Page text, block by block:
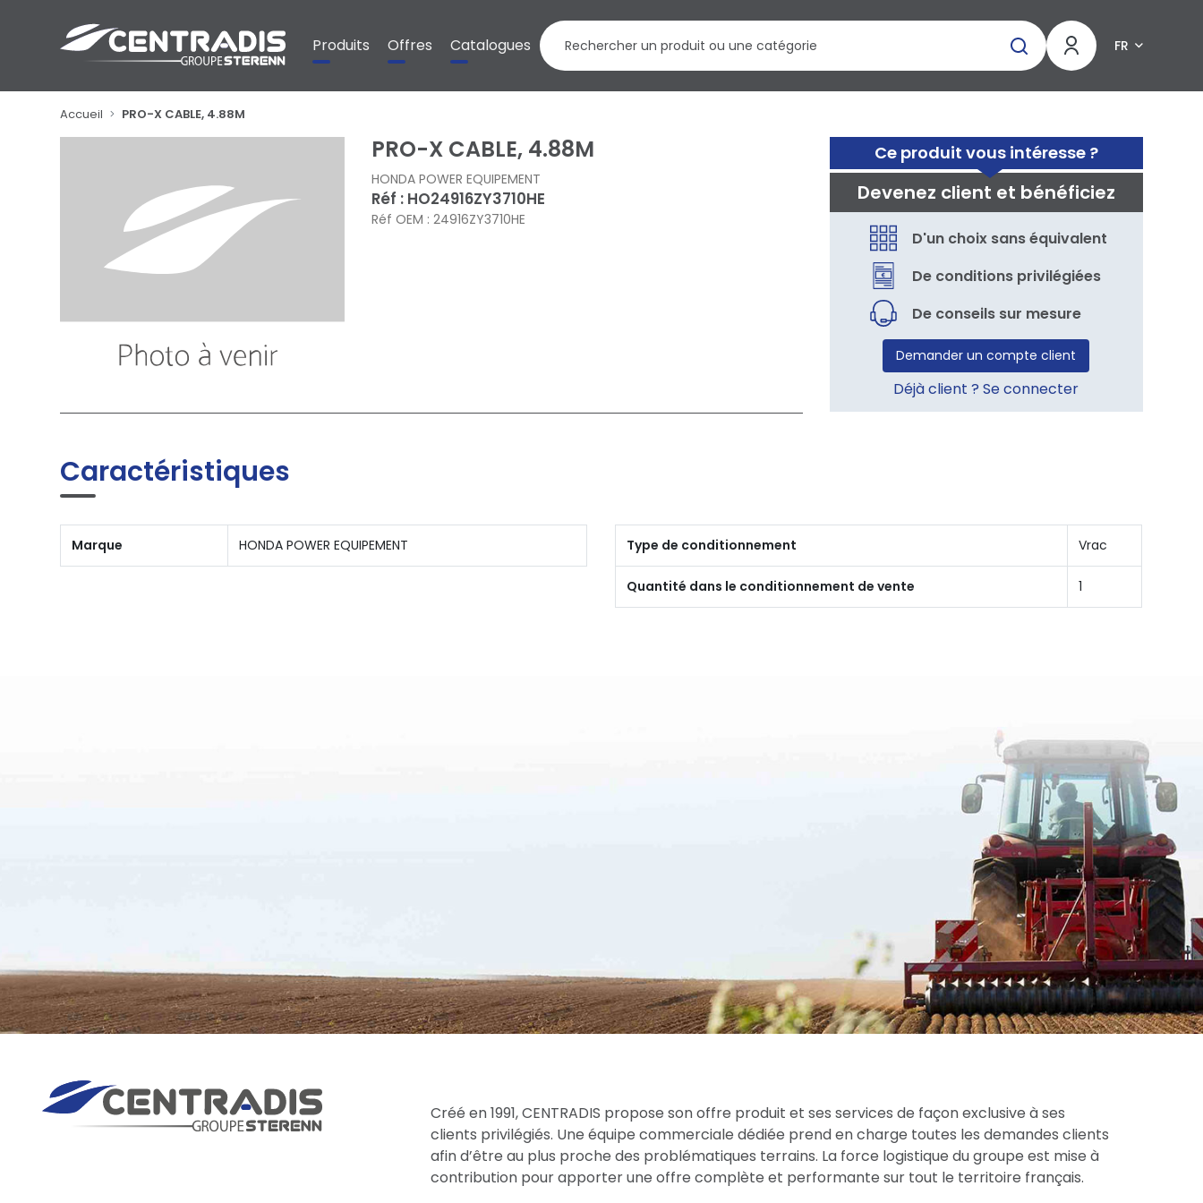
Produits Offres Catalogues FR
Accueil PRO-X CABLE, 4.88M
Ce produit vous intéresse ?
Devenez client et bénéficiez
D'un choix sans équivalent
De conditions privilégiées
De conseils sur mesure
Demander un compte client
Déjà client ? Se connecter
PRO-X CABLE, 4.88M
HONDA POWER EQUIPEMENT
Réf : HO24916ZY3710HE
Réf OEM : 24916ZY3710HE
Caractéristiques
Marque HONDA POWER EQUIPEMENT Type de conditionnement Vrac
Quantité dans le conditionnement de vente 1
Créé en 1991, CENTRADIS propose son offre produit et ses services de façon exclusive à ses
clients privilégiés. Une équipe commerciale dédiée prend en charge toutes les demandes clients
afin d’être au plus proche des problématiques terrains. La force logistique du groupe est mise à
contribution pour apporter une offre complète et performante sur tout le territoire français.